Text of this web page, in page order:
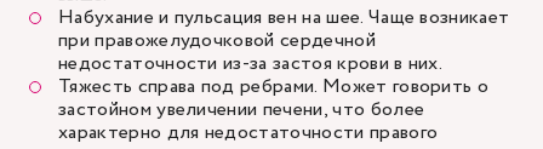
Набухание и пульсация вен на шее. Чаще возникает
при правожелудочковой сердечной
недостаточности из-за застоя крови в них.
Тяжесть справа под ребрами. Может говорить о
застойном увеличении печени, что более
характерно для недостаточности правого